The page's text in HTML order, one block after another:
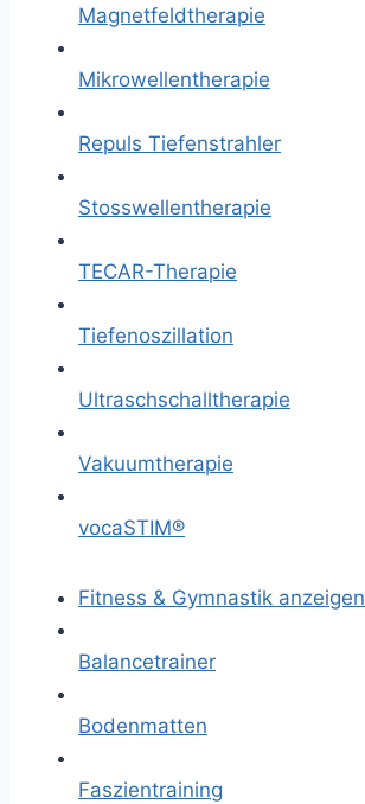
Magnetfeldtherapie
Mikrowellentherapie
Repuls Tiefenstrahler
Stosswellentherapie
TECAR-Therapie
Tiefenoszillation
Ultraschschalltherapie
Vakuumtherapie
vocaSTIM®
Fitness & Gymnastik anzeigen
Balancetrainer
Bodenmatten
Faszientraining